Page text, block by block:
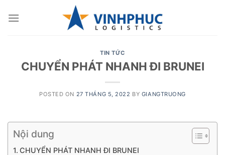
TIN TỨC
CHUYỂN PHÁT NHANH ĐI BRUNEI
POSTED ON 27 THÁNG 5, 2022 BY GIANGTRUONG
Nội dung
CHUYỂN PHÁT NHANH ĐI BRUNEI